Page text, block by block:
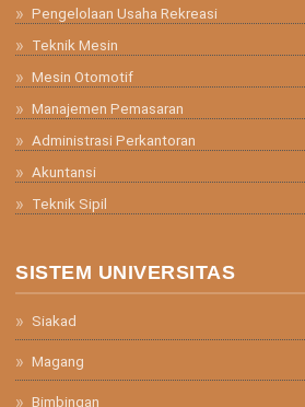
Pengelolaan Usaha Rekreasi
Teknik Mesin
Mesin Otomotif
Manajemen Pemasaran
Administrasi Perkantoran
Akuntansi
Teknik Sipil
SISTEM UNIVERSITAS
Siakad
Magang
Bimbingan